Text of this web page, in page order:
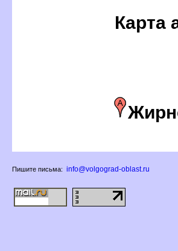
Карта
Пишите письма: info@volgograd-oblast.ru